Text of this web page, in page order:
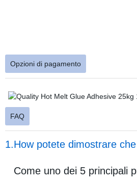
Opzioni di pagamento
FAQ
1.How potete dimostrare
Come uno dei 5 principali